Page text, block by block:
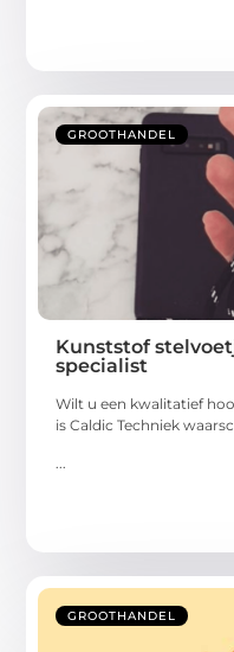
GROOTHANDEL
Kunststof
specialist
Wilt u een kwalitatief
is Caldic Techniek
...
GROOTHANDEL